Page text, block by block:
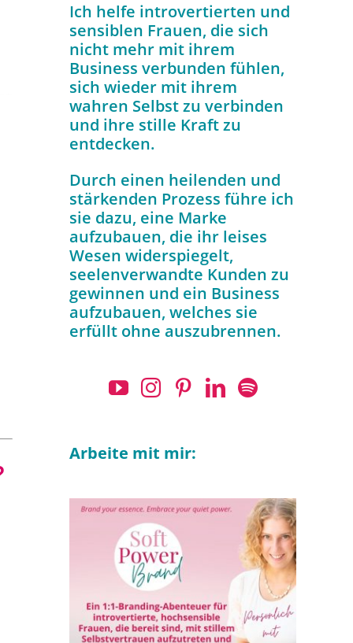
Ich helfe introvertierten und
sensiblen Frauen, die sich
nicht mehr mit ihrem
Business verbunden fühlen,
sich wieder mit ihrem
wahren Selbst zu verbinden
und ihre stille Kraft zu
entdecken.
Durch einen heilenden und
stärkenden Prozess führe ich
sie dazu, eine Marke
aufzubauen, die ihr leises
Wesen widerspiegelt,
seelenverwandte Kunden zu
gewinnen und ein Business
aufzubauen, welches sie
erfüllt ohne auszubrennen.
Arbeite mit mir: